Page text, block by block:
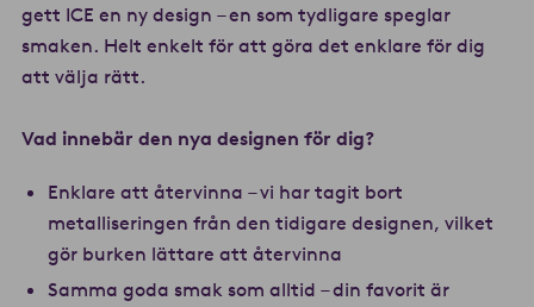
gett ICE en ny design – en som tydligare speglar
smaken. Helt enkelt för att göra det enklare för dig
att välja rätt.
Vad innebär den nya designen för dig?
Enklare att återvinna – vi har tagit bort
metalliseringen från den tidigare designen, vilket
gör burken lättare att återvinna
Samma goda smak som alltid – din favorit är